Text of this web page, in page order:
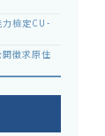
檢定CU-
徵求原住